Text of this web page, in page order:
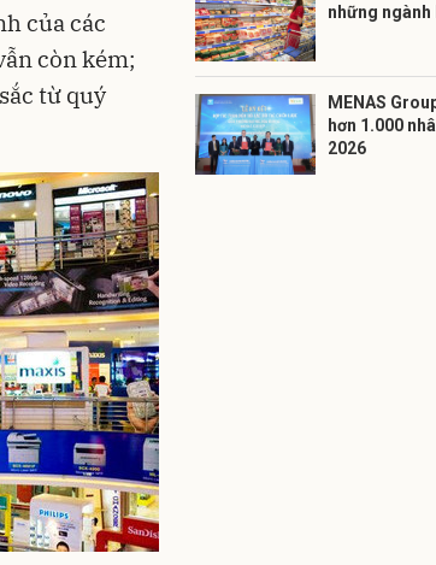
của các
còn kém;
từ quý
những ngành
MENAS
hơn 1.000
2026